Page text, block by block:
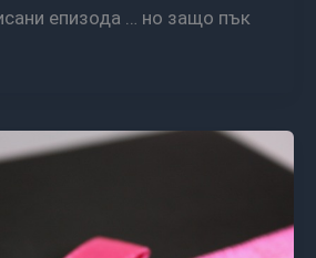
епизода … но защо пък